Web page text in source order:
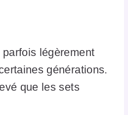
légèrement
générations.
que les sets